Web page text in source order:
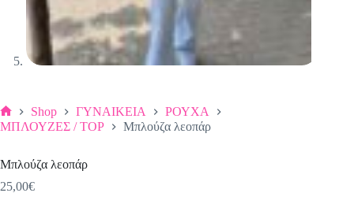
Αρχική
Shop ΓΥΝΑΙΚΕΙΑ
ΡΟΥΧΑ
ΜΠΛΟΥΖΕΣ / TOP
Μπλούζα λεοπάρ
Μπλούζα λεοπάρ
25,00€